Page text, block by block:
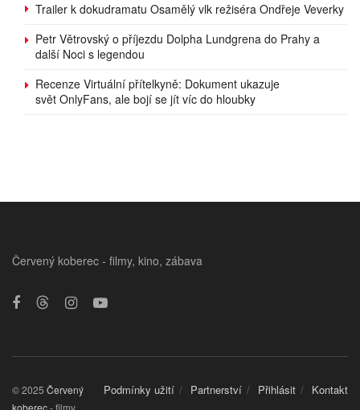
Trailer k dokudramatu Osamělý vlk režiséra Ondřeje Veverky
Petr Větrovský o příjezdu Dolpha Lundgrena do Prahy a
další Noci s legendou
Recenze Virtuální přítelkyně: Dokument ukazuje
svět OnlyFans, ale bojí se jít víc do hloubky
Červený koberec - filmy, kino, zábava
Podmínky užití Partnerství Přihlásit Kontakt
© 2025 Červený
koberec- filmy,